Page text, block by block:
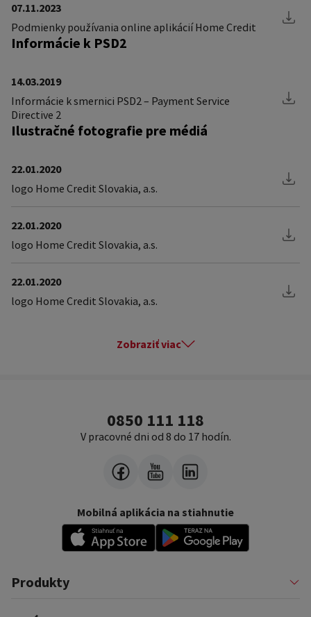
07.11.2023
Podmienky používania online aplikácií Home Credit
Informácie k PSD2
14.03.2019
Informácie k smernici PSD2 – Payment Service
Directive 2
Ilustračné fotografie pre médiá
22.01.2020
logo Home Credit Slovakia, a.s.
22.01.2020
logo Home Credit Slovakia, a.s.
22.01.2020
logo Home Credit Slovakia, a.s.
Zobraziť viac
0850 111 118
V pracovné dni od 8 do 17 hodín.
Mobilná aplikácia na stiahnutie
Produkty
Pôžičky